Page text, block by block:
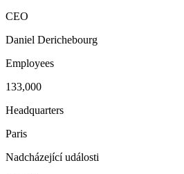
CEO
Daniel Derichebourg
Employees
133,000
Headquarters
Paris
Nadcházející události